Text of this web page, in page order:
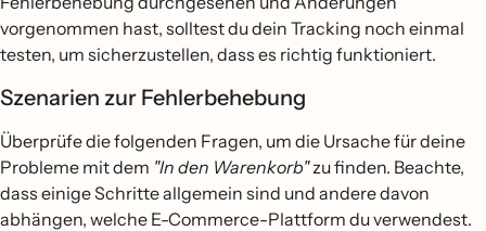
vorgenommen hast, solltest du dein Tracking noch einmal
testen, um sicherzustellen, dass es richtig funktioniert.
Szenarien zur Fehlerbehebung
Überprüfe die folgenden Fragen, um die Ursache für deine
Probleme mit dem "In den Warenkorb"zu finden. Beachte,
dass einige Schritte allgemein sind und andere davon
abhängen, welche E-Commerce-Plattform du verwendest.